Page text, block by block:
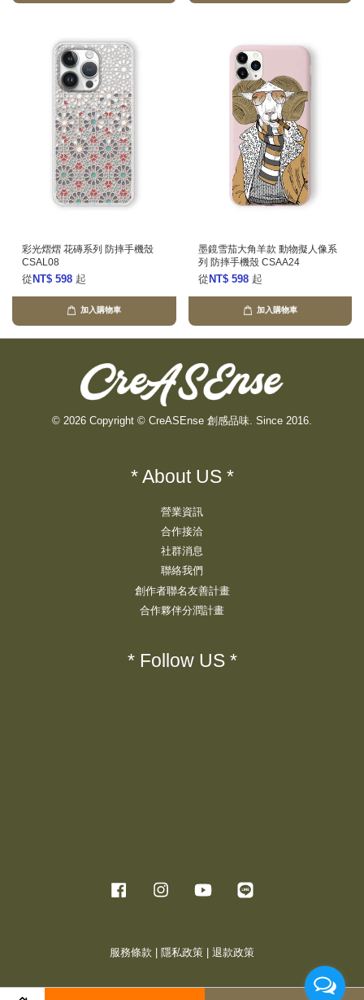
彩光熠熠 花磚系列 防摔手機殼
CSAL08
從 NT$ 598 起
加入購物車
墨鏡雪茄大角羊款 動物擬人像系
列 防摔手機殼 CSAA24
從 NT$ 598 起
加入購物車
© 2026 Copyright © CreASEnse 創感品味. Since 2016.
* About US *
營業資訊
合作接洽
社群消息
聯絡我們
創作者聯名友善計畫
合作夥伴分潤計畫
* Follow US *
Facebook Instagram YouTube
服務條款 隱私政策 退款政策